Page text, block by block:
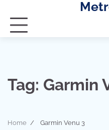
content
Tag: Garmin
Home Garmin Venu 3